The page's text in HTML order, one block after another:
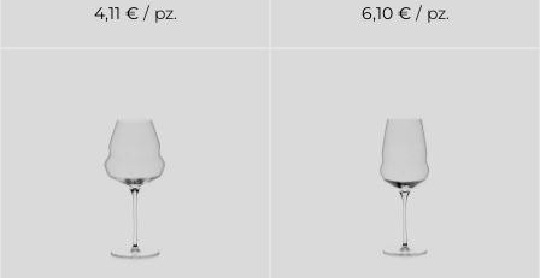
4,11 € / pz. 6,10 € / pz.